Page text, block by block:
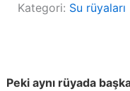
Kategori: Su rüyaları
Peki aynı rüyada